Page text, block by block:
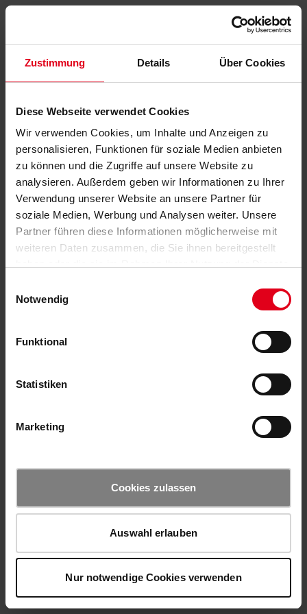
Zustimmung Details Über Cookies
Diese Webseite verwendet Cookies
Wir verwenden Cookies, um Inhalte und Anzeigen zu
personalisieren, Funktionen für soziale Medien anbieten
zu können und die Zugriffe auf unsere Website zu
analysieren. Außerdem geben wir Informationen zu Ihrer
Verwendung unserer Website an unsere Partner für
soziale Medien, Werbung und Analysen weiter. Unsere
Partner führen diese Informationen möglicherweise mit
weiteren Daten zusammen, die Sie ihnen bereitgestellt
Notwendig
Funktional
Statistiken
Marketing
Cookies zulassen
Auswahl erlauben
Nur notwendige Cookies verwenden